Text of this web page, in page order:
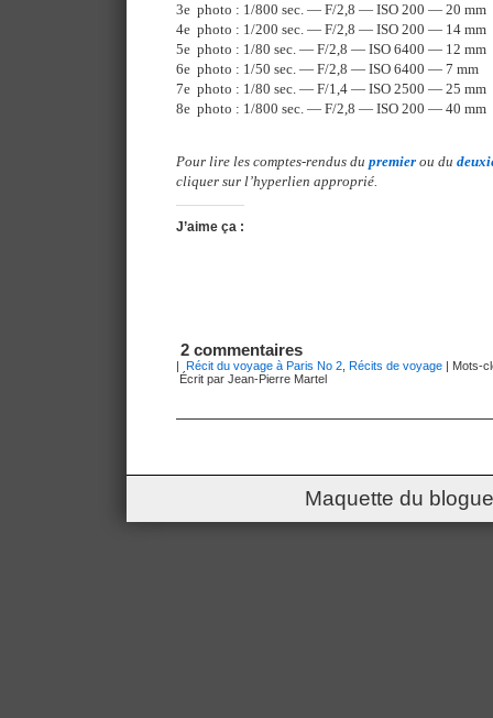
3e photo : 1/800 sec. — F/2,8 — ISO 200 — 20 mm
4e photo : 1/200 sec. — F/2,8 — ISO 200 — 14 mm
5e photo : 1/80 sec. — F/2,8 — ISO 6400 — 12 mm
6e photo : 1/50 sec. — F/2,8 — ISO 6400 — 7 mm
7e photo : 1/80 sec. — F/1,4 — ISO 2500 — 25 mm
8e photo : 1/800 sec. — F/2,8 — ISO 200 — 40 mm
Pour lire les comptes-rendus du premier ou du
cliquer sur l’hyperlien approprié.
J’aime ça :
2 commentaires
Récit du voyage à Paris No 2 Récits de voyage | Mots-
Écrit par Jean-Pierre Martel
Maquette du